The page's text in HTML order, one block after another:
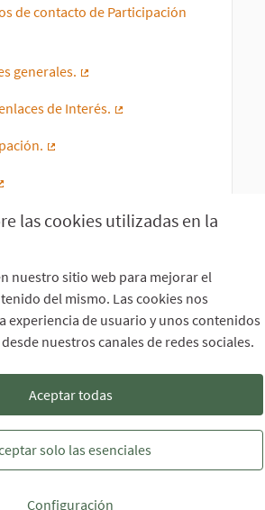
las cookies utilizadas en la
nuestro sitio web para mejorar el
del mismo. Las cookies nos
experiencia de usuario y unos contenidos
nuestros canales de redes sociales.
Aceptar todas
solo las esenciales
Configuración
de contacto de Participación
generales.
de Interés.
Participación Ciudadana
Participación Ciudadana
ficheros de datos abiertos
de cookies
Escuela de Participación Ciudadana en
Escuela de Participación
Escuela de Participación